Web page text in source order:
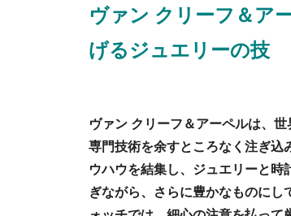
ヴァン クリーフ＆ア
げるジュエリーの技
ヴァン クリーフ＆アーペルは、
専門技術を余すところなく注ぎ込
ウハウを結集し、ジュエリーと
ぎながら、さらに豊かなものに